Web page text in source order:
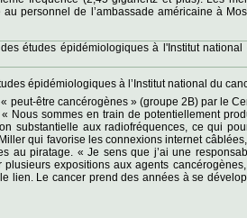
personnel de l’ambassade américaine à
épidémiologiques à l’Institut national du
peut-être cancérogènes » (groupe 2B) par le
Nous sommes en train de potentiellement
substantielle aux radiofréquences, ce qui
qui favorise les connexions internet
au piratage. « Je sens que j’ai une
expositions aux agents
lien. Le cancer prend des années à se